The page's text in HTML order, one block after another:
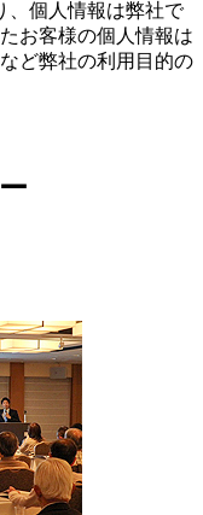
、個人情報は弊社で
お客様の個人情報は
ど弊社の利用目的の